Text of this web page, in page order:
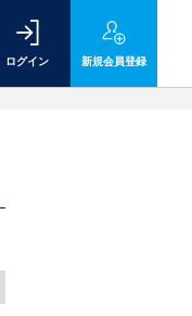
ログイン 新規会員登録